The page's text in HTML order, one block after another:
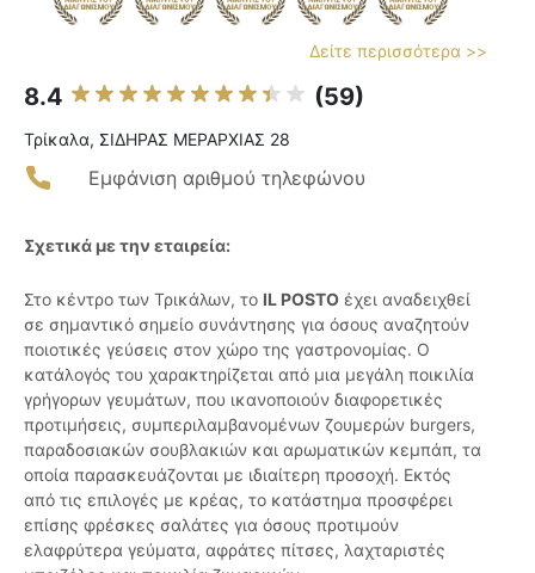
Δείτε περισσότερα >>
8.4 (59)
Τρίκαλα, ΣΙΔΗΡΑΣ ΜΕΡΑΡΧΙΑΣ 28
Εμφάνιση αριθμού τηλεφώνου
Σχετικά με την εταιρεία:
Στο κέντρο των Τρικάλων, το IL POSTO έχει αναδειχθεί
σε σημαντικό σημείο συνάντησης για όσους αναζητούν
ποιοτικές γεύσεις στον χώρο της γαστρονομίας. Ο
κατάλογός του χαρακτηρίζεται από μια μεγάλη ποικιλία
γρήγορων γευμάτων, που ικανοποιούν διαφορετικές
προτιμήσεις, συμπεριλαμβανομένων ζουμερών burgers,
παραδοσιακών σουβλακιών και αρωματικών κεμπάπ, τα
οποία παρασκευάζονται με ιδιαίτερη προσοχή. Εκτός
από τις επιλογές με κρέας, το κατάστημα προσφέρει
επίσης φρέσκες σαλάτες για όσους προτιμούν
ελαφρύτερα γεύματα, αφράτες πίτσες, λαχταριστές